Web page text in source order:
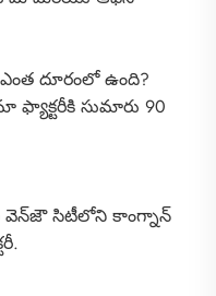
దూరంలో ఉంది?
సుమారు 90
సిటీలోని కాంగ్నాన్